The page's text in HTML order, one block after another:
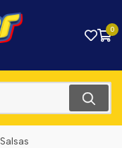
0
Salsas